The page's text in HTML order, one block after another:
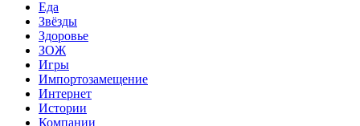
Еда
Звёзды
Здоровье
ЗОЖ
Игры
Импортозамещение
Интернет
Истории
Компании